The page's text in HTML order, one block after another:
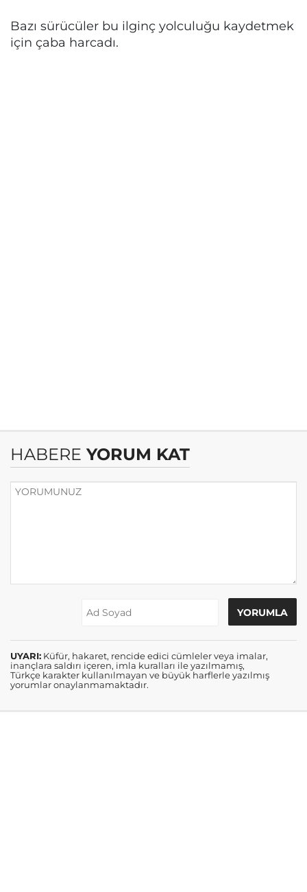
Bazı sürücüler bu ilginç yolculuğu kaydetmek
için çaba harcadı.
HABERE YORUM KAT
UYARI: Küfür, hakaret, rencide edici cümleler veya imalar,
inançlara saldırı içeren, imla kuralları ile yazılmamış,
Türkçe karakter kullanılmayan ve büyük harflerle yazılmış
yorumlar onaylanmamaktadır.